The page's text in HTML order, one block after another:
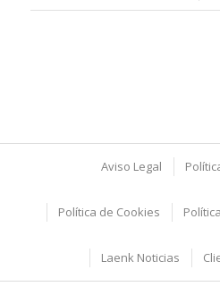
Aviso Legal
Política de Cookies
Laenk Noticias